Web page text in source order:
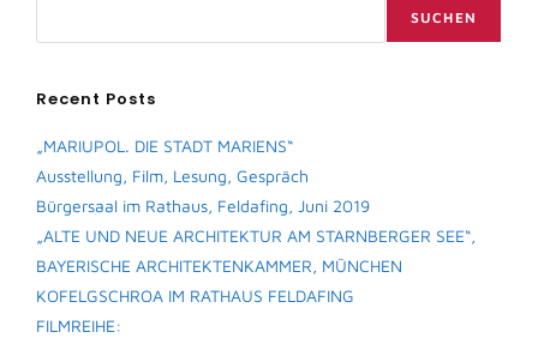
SUCHEN
Recent Posts
„MARIUPOL. DIE STADT MARIENS“
Ausstellung, Film, Lesung, Gespräch
Bürgersaal im Rathaus, Feldafing, Juni 2019
„ALTE UND NEUE ARCHITEKTUR AM STARNBERGER SEE“,
BAYERISCHE ARCHITEKTENKAMMER, MÜNCHEN
KOFELGSCHROA IM RATHAUS FELDAFING
FILMREIHE: